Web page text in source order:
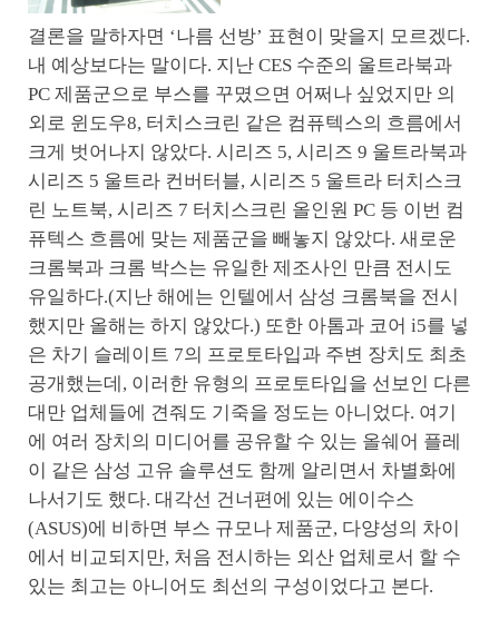
결론을 말하자면 ‘나름 선방’ 표현이 맞을지 모르겠다.
내 예상보다는 말이다. 지난 CES 수준의 울트라북과
PC 제품군으로 부스를 꾸몄으면 어쩌나 싶었지만 의
외로 윈도우8, 터치스크린 같은 컴퓨텍스의 흐름에서
크게 벗어나지 않았다. 시리즈 5, 시리즈 9 울트라북과
시리즈 5 울트라 컨버터블, 시리즈 5 울트라 터치스크
린 노트북, 시리즈 7 터치스크린 올인원 PC 등 이번 컴
퓨텍스 흐름에 맞는 제품군을 빼놓지 않았다. 새로운
크롬북과 크롬 박스는 유일한 제조사인 만큼 전시도
유일하다.(지난 해에는 인텔에서 삼성 크롬북을 전시
했지만 올해는 하지 않았다.) 또한 아톰과 코어 i5를 넣
은 차기 슬레이트 7의 프로토타입과 주변 장치도 최초
공개했는데, 이러한 유형의 프로토타입을 선보인 다른
대만 업체들에 견줘도 기죽을 정도는 아니었다. 여기
에 여러 장치의 미디어를 공유할 수 있는 올쉐어 플레
이 같은 삼성 고유 솔루션도 함께 알리면서 차별화에
나서기도 했다. 대각선 건너편에 있는 에이수스
(ASUS)에 비하면 부스 규모나 제품군, 다양성의 차이
에서 비교되지만, 처음 전시하는 외산 업체로서 할 수
있는 최고는 아니어도 최선의 구성이었다고 본다.